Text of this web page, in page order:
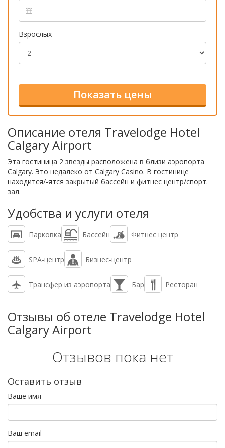
Взрослых
Описание отеля Travelodge Hotel
Calgary Airport
Эта гостиница 2 звезды расположена в близи аэропорта
Calgary. Это недалеко от Calgary Casino. В гостинице
находится/-ятся закрытый бассейн и фитнес центр/спорт.
зал.
Удобства и услуги отеля
Парковка Бассейн Фитнес центр
SPA-центр Бизнес-центр
Трансфер из аэропорта Бар Ресторан
Отзывы об отеле Travelodge Hotel
Calgary Airport
Отзывов пока нет
Оставить отзыв
Ваше имя
Ваш email